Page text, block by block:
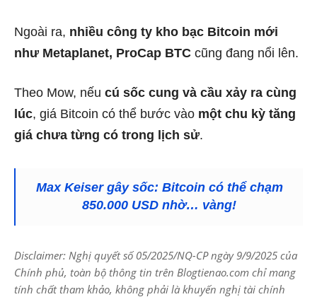
Ngoài ra, nhiều công ty kho bạc Bitcoin mới
như Metaplanet, ProCap BTC cũng đang nổi lên.
Theo Mow, nếu cú sốc cung và cầu xảy ra cùng
lúc, giá Bitcoin có thể bước vào một chu kỳ tăng
giá chưa từng có trong lịch sử.
Max Keiser gây sốc: Bitcoin có thể chạm
850.000 USD nhờ… vàng!
Disclaimer: Nghị quyết số 05/2025/NQ-CP ngày 9/9/2025 của
Chính phủ, toàn bộ thông tin trên Blogtienao.com chỉ mang
tính chất tham khảo, không phải là khuyến nghị tài chính